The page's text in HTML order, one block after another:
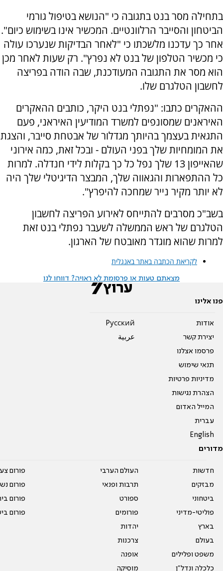
בתחילה מסר בנט בתגובה כי "הנושא בטיפול גורמי
הביטחון והסייבר הרלוונטיים. המכשיר אינו בשימוש כיום".
אחר כך עדכנו מלשכתו כי "לאחר הבדיקות שנערכו עולה
כי מכשיר הטלפון של בנט לא נפרץ". רק שעות לאחר מכן
הוא מסר את התגובה המעודכנת, שבה הודה בפריצה
לחשבון הטלגרם שלו.
ההאקרים כתבו: "נפתלי בנט היקר, כותבים ההאקרים
האיראנים שמסונפים למשרד המודיעין האיראני, פעם
התגאית בעצמך בהיותך מגדלור של אבטחת סייבר, והצגת
את המומחיות שלך בפני העולם - ובכל זאת, כמה אירוני
שהאייפון 13 שלך נפל כל כך בקלות לידי חנדלה. למרות
כל ההתפארות והגאווה שלך, המבצר הדיגיטלי שלך היה
לא יותר מקיר נייר שמחכה להיפרץ".
בשב"כ מסרבים להתייחס לאירוע הפריצה לחשבון
הטלגרם של ראש הממשלה לשעבר נפתלי בנט זאת
למרות שהוא מוגדר מאובטח של הארגון.
לקריאת הכתבה באתר באנגלית
מצאתם טעות או פרסומת לא ראויה? דווחו לנו
פנו אלינו
אודות
יצירת קשר
פרסמו אצלנו
תנאי שימוש
מדיניות פרטיות
הצהרת נגישות
המייל האדום
עברית
English
Pусский
عربية
מדורים
חדשות
מבזקים
ביטחוני
פוליטי-מדיני
בארץ
בעולם
משפט ופלילים
כלכלה ונדל"ן
העולם הערבי
תרבות ופנאי
ספורט
פורומים
יהדות
צרכנות
אופנה
מוסיקה
פורום
פורום
פורום
פורום